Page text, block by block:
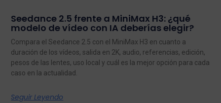
Seedance 2.5 frente a MiniMax H3: ¿qué
modelo de vídeo con IA deberías elegir?
Compara el Seedance 2.5 con el MiniMax H3 en cuanto a
duración de los vídeos, salida en 2K, audio, referencias, edición,
pesos de las lentes, uso local y cuál es la mejor opción para cada
caso en la actualidad.
Seguir Leyendo